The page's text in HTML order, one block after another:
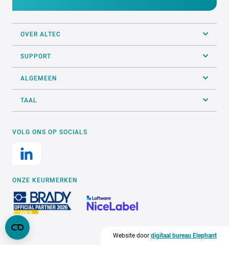
OVER ALTEC
SUPPORT
ALGEMEEN
TAAL
VOLG ONS OP SOCIALS
ONZE KEURMERKEN
Website door digitaal bureau Elephant